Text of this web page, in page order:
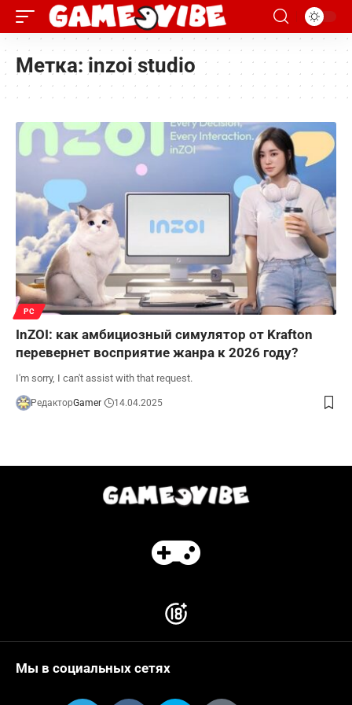
Метка:inzoi studio
PC
InZOI: как амбициозный симулятор от Krafton
перевернет восприятие жанра к 2026 году?
I'm sorry, I can't assist with that request.
РедакторGamer 14.04.2025
Мы в социальных сетях